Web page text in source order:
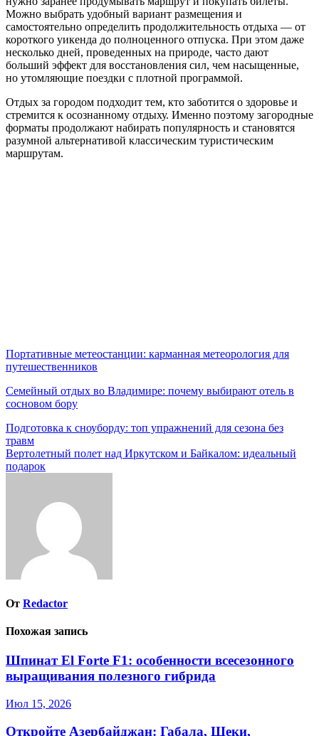
Можно выбрать удобный вариант размещения и
самостоятельно определить продолжительность отдыха — от
короткого уикенда до полноценного отпуска. При этом даже
несколько дней, проведенных на природе, часто дают
больший эффект для восстановления сил, чем насыщенные,
но утомляющие поездки с плотной программой.
Отдых за городом подходит тем, кто заботится о здоровье и
стремится к осознанному отдыху. Именно поэтому загородные
форматы продолжают набирать популярность и становятся
разумной альтернативой классическим туристическим
маршрутам.
Навигация
по
записям
Портативные метеостанции: карманная метеорология для
путешественников
Семейный отдых во Владимире: почему выбирают отель в
сосновом бору
Навигация
по
записям
Подготовка к сноуборду: топ упражнений для сезона без
травм
Вертолетный полет над Иркутском и Байкалом: идеальный
подарок
От Redactor
Похожая запись
Шпинат El Forte F1: особенности всесезонного
выращивания полезного гибрида
Июл 15, 2026
Откройте Азербайджан: Габала, Шеки,